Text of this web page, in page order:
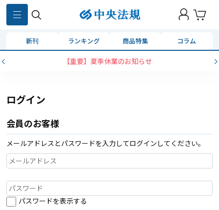
新刊 ランキング 商品特集 コラム
【重要】夏季休業のお知らせ
ログイン
会員のお客様
メールアドレスとパスワードを入力してログインしてください。
パスワードを表示する